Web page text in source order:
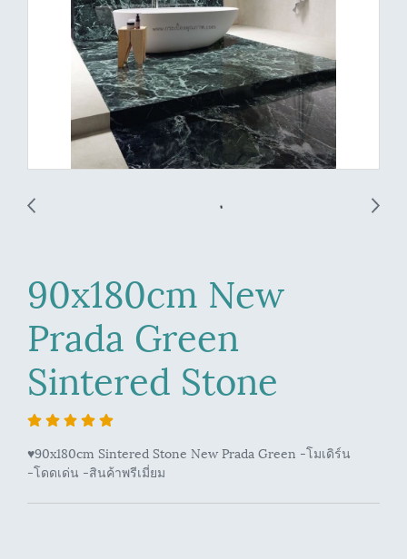
90x180cm New
Prada Green
Sintered Stone
♥️90x180cm Sintered Stone New Prada Green -โมเดิร์น
-โดดเด่น -สินค้าพรีเมี่ยม